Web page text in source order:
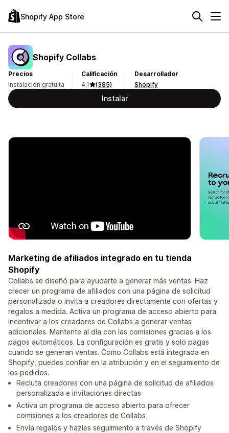
Shopify App Store
Shopify Collabs
Precios
Instalación gratuita
Calificación
4,1
(385)
Desarrollador
Shopify
Instalar
Marketing de afiliados integrado en tu tienda
Shopify
Collabs se diseñó para ayudarte a generar más ventas. Haz
crecer un programa de afiliados con una página de solicitud
personalizada o invita a creadores directamente con ofertas y
regalos a medida. Activa un programa de acceso abierto para
incentivar a los creadores de Collabs a generar ventas
adicionales. Mantente al día con las comisiones gracias a los
pagos automáticos. La configuración es gratis y solo pagas
cuando se generan ventas. Como Collabs está integrada en
Shopify, puedes confiar en la atribución y en el seguimiento de
los pedidos.
Recluta creadores con una página de solicitud de afiliados
personalizada e invitaciones directas
Activa un programa de acceso abierto para ofrecer
comisiones a los creadores de Collabs
Envía regalos y hazles seguimiento a través de Shopify